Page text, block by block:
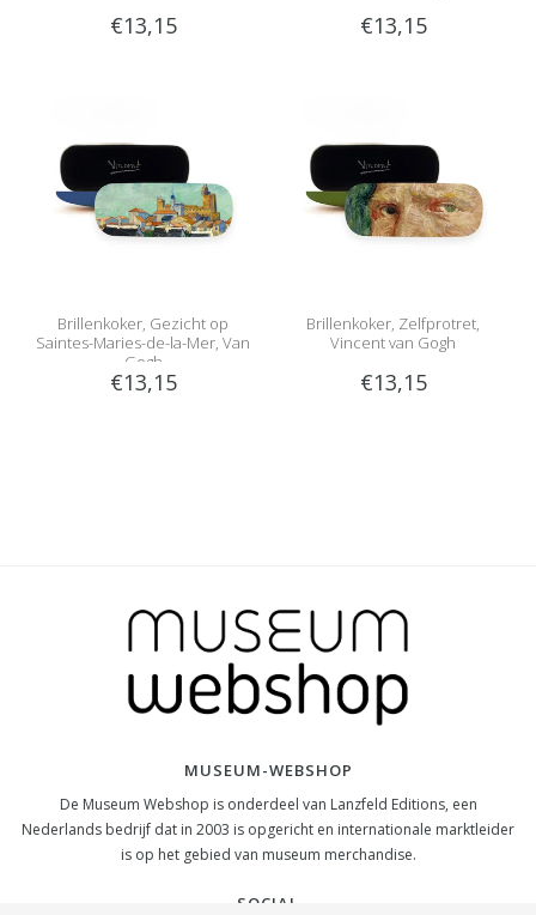
€13,15 €13,15
Brillenkoker, Gezicht op
Saintes-Maries-de-la-Mer, Van
Gogh
€13,15
Brillenkoker, Zelfprotret,
Vincent van Gogh
€13,15
MUSEUM-WEBSHOP
De Museum Webshop is onderdeel van Lanzfeld Editions, een
Nederlands bedrijf dat in 2003 is opgericht en internationale marktleider
is op het gebied van museum merchandise.
SOCIAL